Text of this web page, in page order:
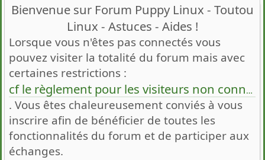
Bienvenue sur Forum Puppy Linux - Toutou
Linux - Astuces - Aides !
Lorsque vous n'êtes pas connectés vous
pouvez visiter la totalité du forum mais avec
certaines restrictions :
cf le règlement pour les visiteurs non connectés
. Vous êtes chaleureusement conviés à vous
inscrire afin de bénéficier de toutes les
fonctionnalités du forum et de participer aux
échanges.